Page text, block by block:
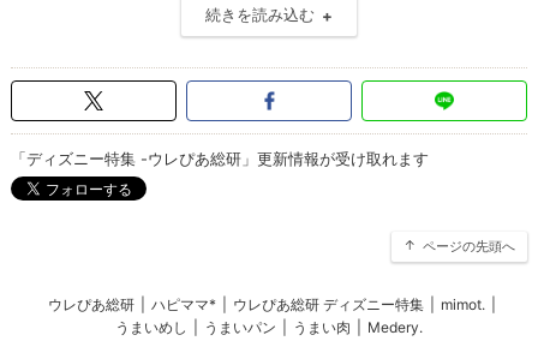
続きを読み込む
「ディズニー特集 -ウレぴあ総研」更新情報が受け取れます
ページの先頭へ
ウレぴあ総研 ハピママ* ウレぴあ総研 ディズニー特集 mimot.
うまいめし
うまいパン うまい肉 Medery.